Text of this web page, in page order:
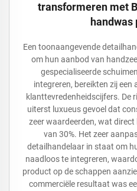
transformeren met
handwas
Een toonaangevende
om hun aanbod van
gespecialiseerde
integreren, bereikten zij een
klanttevredenheidscijfers. De
uiterst luxueus gevoel dat
zeer waardeerden, wat
van 30%. Het zeer
detailhandelaar in staat om
naadloos te integreren,
product op de schappen
commerciële resultaat was